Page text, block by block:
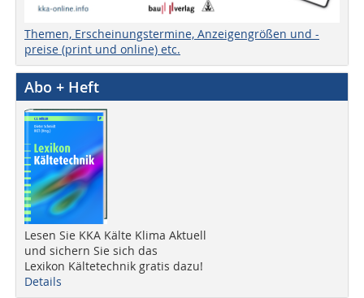
Themen, Erscheinungstermine, Anzeigengrößen und -
preise (print und online) etc.
Abo + Heft
Lesen Sie KKA Kälte Klima Aktuell
und sichern Sie sich das
Lexikon Kältetechnik gratis dazu!
Details